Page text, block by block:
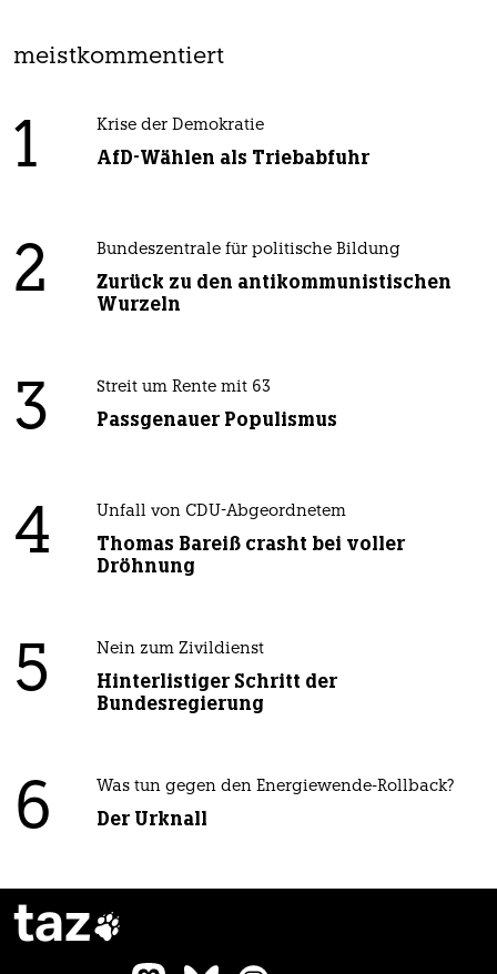
meistkommentiert
1 Krise der Demokratie
AfD-Wählen als Triebabfuhr
2 Bundeszentrale für politische Bildung
Zurück zu den antikommunistischen
Wurzeln
3 Streit um Rente mit 63
Passgenauer Populismus
4 Unfall von CDU-Abgeordnetem
Thomas Bareiß crasht bei voller
Dröhnung
5 Nein zum Zivildienst
Hinterlistiger Schritt der
Bundesregierung
6 Was tun gegen den Energiewende-Rollback?
Der Urknall
taz